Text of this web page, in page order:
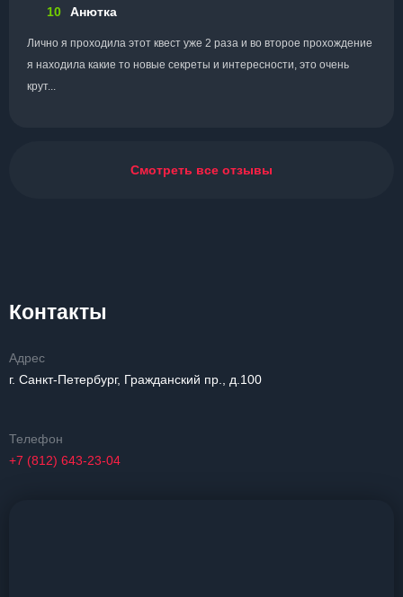
10 Анютка
Лично я проходила этот квест уже 2 раза и во второе прохождение
я находила какие то новые секреты и интересности, это очень
крут...
Смотреть все отзывы
Контакты
Адрес
г. Санкт-Петербург, Гражданский пр., д.100
Телефон
+7 (812) 643-23-04